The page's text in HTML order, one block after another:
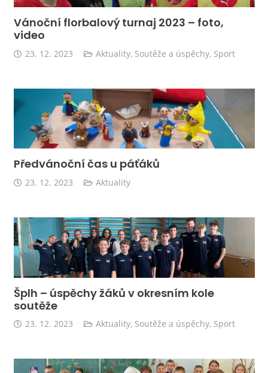
Vánoční florbalový turnaj 2023 – foto,
video
23. 12. 2023 Aktuality, Soutěže a úspěchy, Sport
Předvánoční čas u páťáků
23. 12. 2023 Aktuality
Šplh – úspěchy žáků v okresním kole
soutěže
23. 12. 2023 Aktuality, Soutěže a úspěchy, Sport